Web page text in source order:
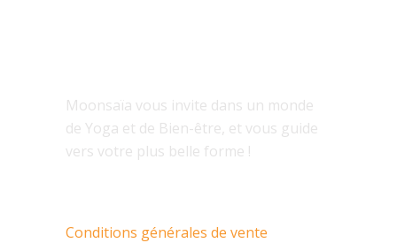
Moonsaïa vous invite dans un monde
de Yoga et de Bien-être, et vous guide
vers votre plus belle forme !
Conditions générales de vente